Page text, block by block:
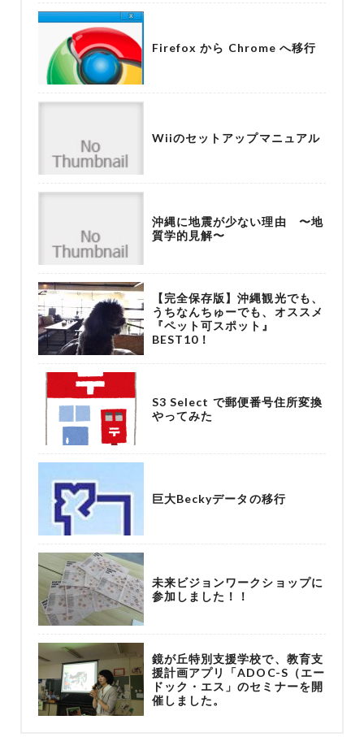
Firefox から Chrome へ移行
Wiiのセットアップマニュアル
沖縄に地震が少ない理由 〜地
質学的見解〜
【完全保存版】沖縄観光でも、
うちなんちゅーでも、オススメ
『ペット可スポット』
BEST10！
S3 Select で郵便番号住所変換
やってみた
巨大Beckyデータの移行
未来ビジョンワークショップに
参加しました！！
鏡が丘特別支援学校で、教育支
援計画アプリ「ADOC-S（エー
ドック・エス」のセミナーを開
催しました。